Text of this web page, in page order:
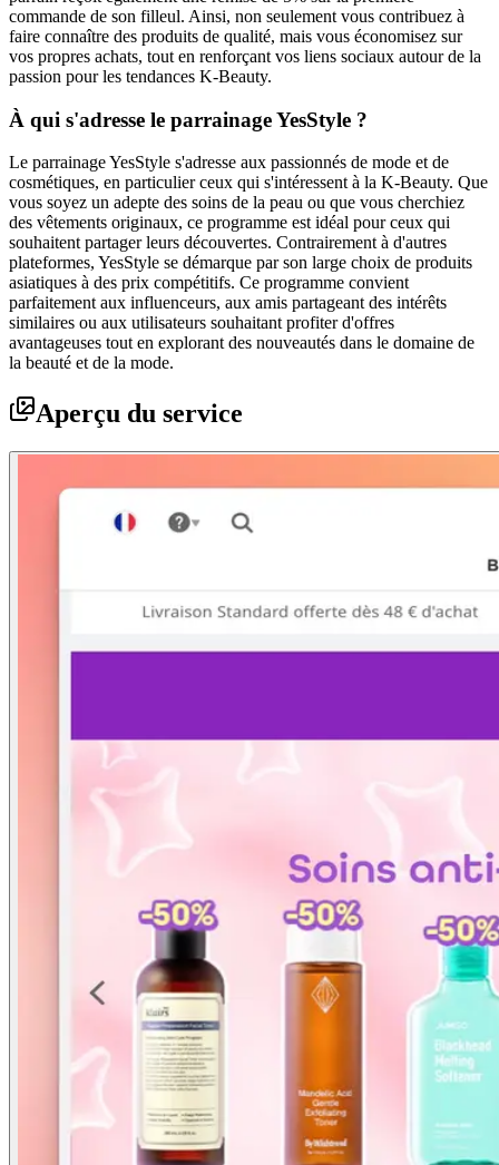
commande de son filleul. Ainsi, non seulement vous contribuez à
faire connaître des produits de qualité, mais vous économisez sur
vos propres achats, tout en renforçant vos liens sociaux autour de la
passion pour les tendances K-Beauty.
À qui s'adresse le parrainage YesStyle ?
Le parrainage YesStyle s'adresse aux passionnés de mode et de
cosmétiques, en particulier ceux qui s'intéressent à la K-Beauty. Que
vous soyez un adepte des soins de la peau ou que vous cherchiez
des vêtements originaux, ce programme est idéal pour ceux qui
souhaitent partager leurs découvertes. Contrairement à d'autres
plateformes, YesStyle se démarque par son large choix de produits
asiatiques à des prix compétitifs. Ce programme convient
parfaitement aux influenceurs, aux amis partageant des intérêts
similaires ou aux utilisateurs souhaitant profiter d'offres
avantageuses tout en explorant des nouveautés dans le domaine de
la beauté et de la mode.
Aperçu du service